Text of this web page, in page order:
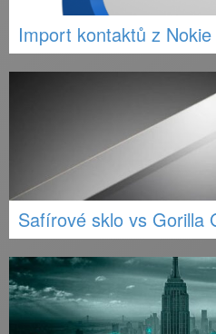
Import kontaktů z
Safírové sklo vs Gorilla